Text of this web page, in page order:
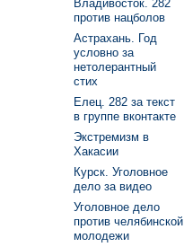
Владивосток. 282
против нацболов
Астрахань. Год
условно за
нетолерантный
стих
Елец. 282 за текст
в группе вконтакте
Экстремизм в
Хакасии
Курск. Уголовное
дело за видео
Уголовное дело
против челябинской
молодежи